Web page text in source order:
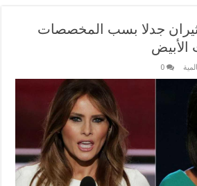
تثيران جدلا بسب المخصصات
الأبيض
0